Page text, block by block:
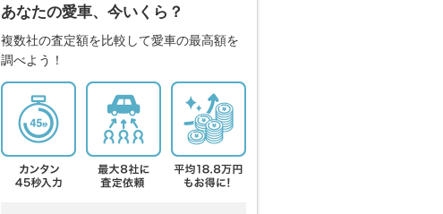
あなたの愛車、今いくら？
複数社の査定額を比較して愛車の最高額を
調べよう！